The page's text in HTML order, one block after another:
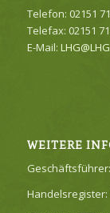
Telefon: 02151
Telefax: 02151
E-Mail:
WEITERE
Handelsregister: